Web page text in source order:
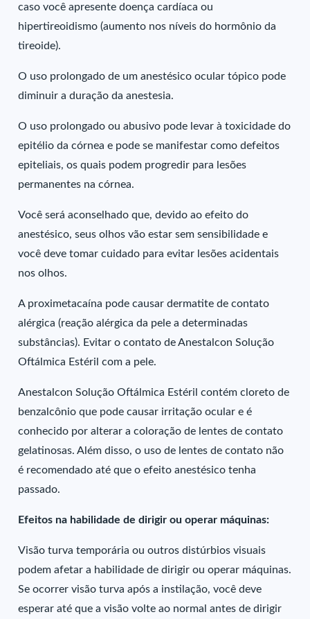
caso você apresente doença cardíaca ou
hipertireoidismo (aumento nos níveis do hormônio da
tireoide).
O uso prolongado de um anestésico ocular tópico pode
diminuir a duração da anestesia.
O uso prolongado ou abusivo pode levar à toxicidade do
epitélio da córnea e pode se manifestar como defeitos
epiteliais, os quais podem progredir para lesões
permanentes na córnea.
Você será aconselhado que, devido ao efeito do
anestésico, seus olhos vão estar sem sensibilidade e
você deve tomar cuidado para evitar lesões acidentais
nos olhos.
A proximetacaína pode causar dermatite de contato
alérgica (reação alérgica da pele a determinadas
substâncias). Evitar o contato de Anestalcon Solução
Oftálmica Estéril com a pele.
Anestalcon Solução Oftálmica Estéril contém cloreto de
benzalcônio que pode causar irritação ocular e é
conhecido por alterar a coloração de lentes de contato
gelatinosas. Além disso, o uso de lentes de contato não
é recomendado até que o efeito anestésico tenha
passado.
Efeitos na habilidade de dirigir ou operar máquinas:
Visão turva temporária ou outros distúrbios visuais
podem afetar a habilidade de dirigir ou operar máquinas.
Se ocorrer visão turva após a instilação, você deve
esperar até que a visão volte ao normal antes de dirigir